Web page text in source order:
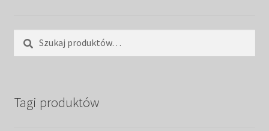
Tagi produktów